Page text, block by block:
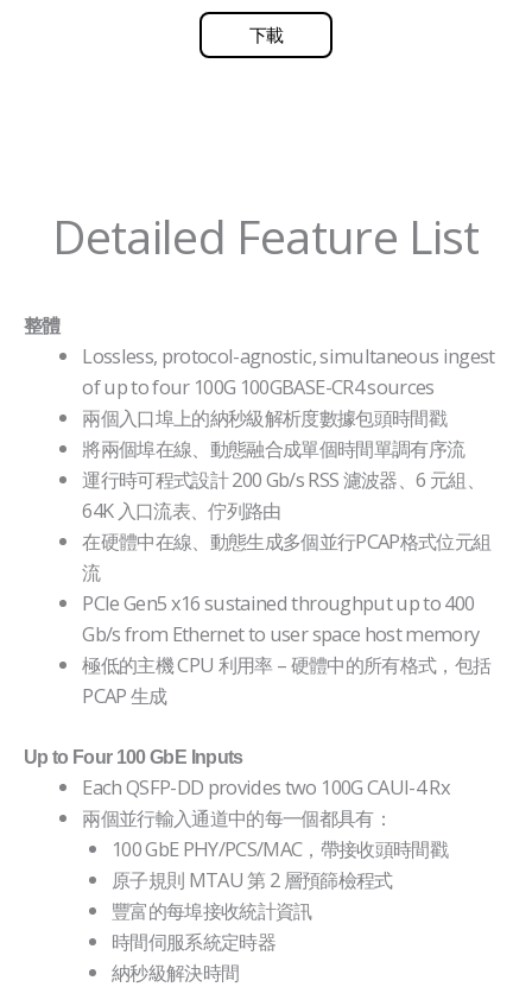
下載
Detailed Feature List
整體
Lossless, protocol-agnostic, simultaneous ingest
of up to four 100G 100GBASE-CR4 sources
兩個入口埠上的納秒級解析度數據包頭時間戳
將兩個埠在線、動態融合成單個時間單調有序流
運行時可程式設計 200 Gb/s RSS 濾波器、6 元組、
64K 入口流表、佇列路由
在硬體中在線、動態生成多個並行PCAP格式位元組
流
PCIe Gen5 x16 sustained throughput up to 400
Gb/s from Ethernet to user space host memory
極低的主機 CPU 利用率 – 硬體中的所有格式，包括
PCAP 生成
Up to Four 100 GbE Inputs
Each QSFP-DD provides two 100G CAUI-4 Rx
兩個並行輸入通道中的每一個都具有：
100 GbE PHY/PCS/MAC，帶接收頭時間戳
原子規則 MTAU 第 2 層預篩檢程式
豐富的每埠接收統計資訊
時間伺服系統定時器
納秒級解決時間